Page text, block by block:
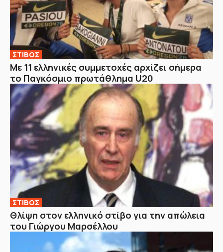
ΣΤΙΒΟΣ
Με 11 ελληνικές συμμετοχές αρχίζει σήμερα
το Παγκόσμιο πρωτάθλημα U20
ΣΤΙΒΟΣ
Θλίψη στον ελληνικό στίβο για την απώλεια
του Γιώργου Μαρσέλλου